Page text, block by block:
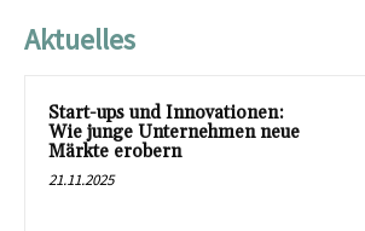
Aktuelles
Start-ups und Innovationen:
Wie junge Unternehmen neue
Märkte erobern
21.11.2025